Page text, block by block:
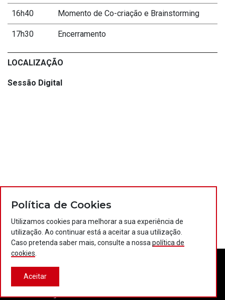
16h40 Momento de Co-criação e Brainstorming
17h30 Encerramento
LOCALIZAÇÃO
Sessão Digital
Política de Cookies
Utilizamos cookies para melhorar a sua experiência de
utilização. Ao continuar está a aceitar a sua utilização.
Caso pretenda saber mais, consulte a nossa política de
cookies
Aceitar